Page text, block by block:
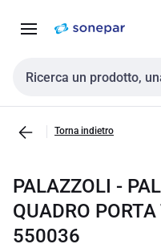
navigazione alla
Cerca input
Torna indietro
PALAZZOLI -
QUADRO
550036